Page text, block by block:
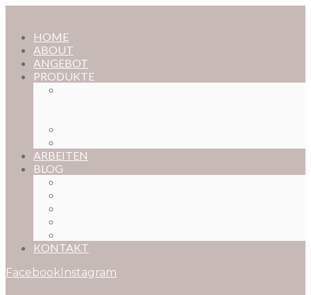
HOME
ABOUT
ANGEBOT
PRODUKTE
ARBEITEN
BLOG
KONTAKT
FacebookInstagram